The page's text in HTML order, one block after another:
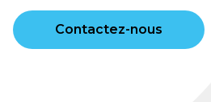
Contactez-nous